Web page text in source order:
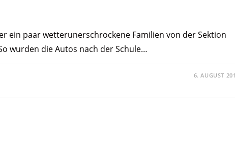
ein paar wetterunerschrockene Familien von der Sektion
wurden die Autos nach der Schule…
6. AUGUST